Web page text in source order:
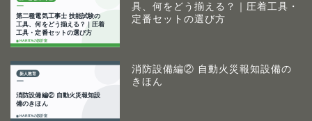
具、何をどう揃える？｜圧着工具・
定番セットの選び方
消防設備編② 自動火災報知設備の
きほん